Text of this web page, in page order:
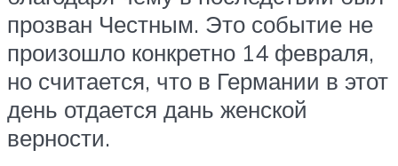
прозван Честным. Это событие не
произошло конкретно 14 февраля,
но считается, что в Германии в этот
день отдается дань женской
верности.